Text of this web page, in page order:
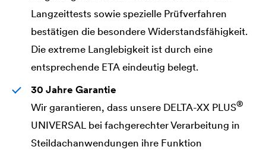
Langzeittests sowie spezielle Prüfverfahren
bestätigen die besondere Widerstandsfähigkeit.
Die extreme Langlebigkeit ist durch eine
entsprechende ETA eindeutig belegt.
30 Jahre Garantie
Wir garantieren, dass unsere DELTA-XX PLUS®
UNIVERSAL bei fachgerechter Verarbeitung in
Steildachanwendungen ihre Funktion